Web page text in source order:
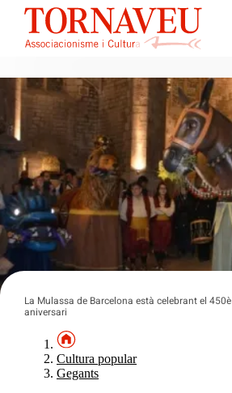
La Mulassa de Barcelona està celebrant el 450è
aniversari
Cultura popular
Gegants